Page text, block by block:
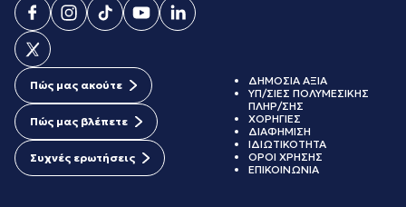
Πώς μας ακούτε
Πώς μας βλέπετε
Συχνές ερωτήσεις
ΔΗΜΟΣΙΑ ΑΞΙΑ
ΥΠ/ΣΙΕΣ ΠΟΛΥΜΕΣΙΚΗΣ
ΠΛΗΡ/ΣΗΣ
ΧΟΡΗΓΙΕΣ
ΔΙΑΦΗΜΙΣΗ
ΙΔΙΩΤΙΚΟΤΗΤΑ
ΟΡΟΙ ΧΡΗΣΗΣ
ΕΠΙΚΟΙΝΩΝΙΑ